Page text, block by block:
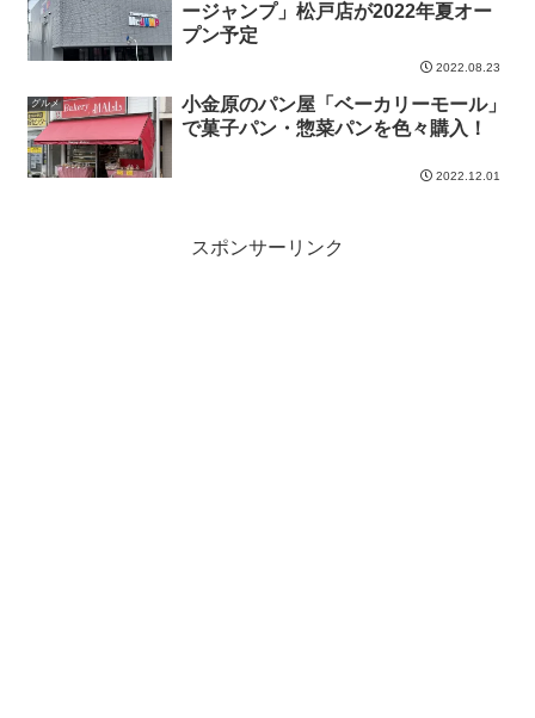
ージャンプ」松戸店が2022年夏オー
プン予定
2022.08.23
グルメ
小金原のパン屋「ベーカリーモール」
で菓子パン・惣菜パンを色々購入！
2022.12.01
スポンサーリンク